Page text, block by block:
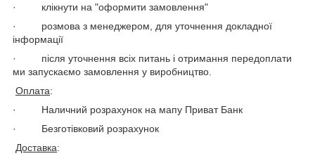
· клікнути на "оформити замовлення"
· розмова з менеджером, для уточнення докладної
інформації
· після уточнення всіх питань і отримання передоплати
ми запускаємо замовлення у виробництво.
Оплата:
· Наличний розрахунок на мапу Приват Банк
· Безготівковий розрахунок
Доставка: